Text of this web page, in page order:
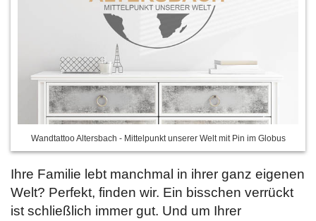
Wandtattoo Altersbach - Mittelpunkt unserer Welt mit Pin im Globus
Ihre Familie lebt manchmal in ihrer ganz eigenen
Welt? Perfekt, finden wir. Ein bisschen verrückt
ist schließlich immer gut. Und um Ihrer